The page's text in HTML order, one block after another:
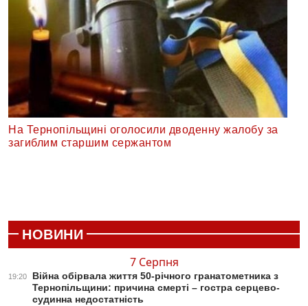
На Тернопільщині оголосили дводенну жалобу за
загиблим старшим сержантом
НОВИНИ
7 Серпня
19:20
Війна обірвала життя 50-річного гранатометника з
Тернопільщини: причина смерті – гостра серцево-
судинна недостатність